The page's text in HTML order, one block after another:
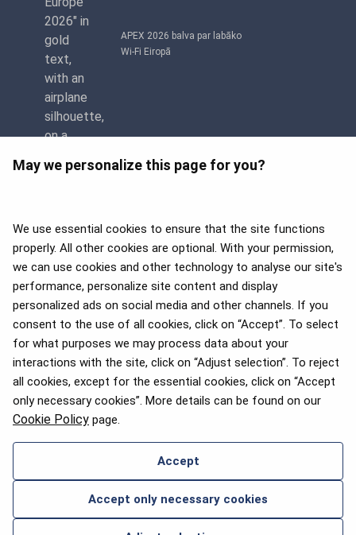
May we personalize this page for you?
We use essential cookies to ensure that the site functions
properly. All other cookies are optional. With your permission,
we can use cookies and other technology to analyse our site's
performance, personalize site content and display
personalized ads on social media and other channels. If you
consent to the use of all cookies, click on “Accept”. To select
for what purposes we may process data about your
interactions with the site, click on “Adjust selection”. To reject
all cookies, except for the essential cookies, click on “Accept
only necessary cookies”. More details can be found on our
Cookie Policy page.
Accept
Accept only necessary cookies
APEX 2026 balva par labāko
Wi-Fi Eiropā
APEX 2026 Five Star Major
Airline Award
Pasažieru izvēles balva 2025
2026 © airBaltic. Visas tiesības aizsargātas.
SAZINIES AR MUMS